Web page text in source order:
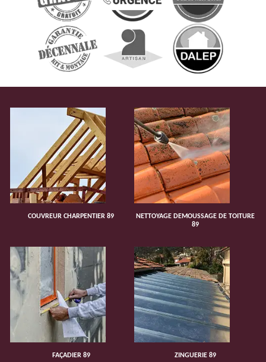
COUVREUR CHARPENTIER 89
NETTOYAGE DEMOUSSAGE DE TOITURE
89
FAÇADIER 89 ZINGUERIE 89